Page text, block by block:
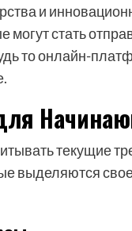
и
стать
то онлайн-
текущие
выделяются